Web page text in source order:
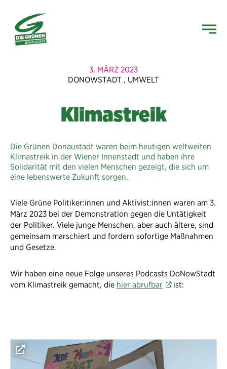
3. MÄRZ 2023
DONOWSTADT , UMWELT
Klimastreik
Die Grünen Donaustadt waren beim heutigen weltweiten
Klimastreik in der Wiener Innenstadt und haben ihre
Solidarität mit den vielen Menschen gezeigt, die sich um
eine lebenswerte Zukunft sorgen.
Viele Grüne Politiker:innen und Aktivist:innen waren am 3.
März 2023 bei der Demonstration gegen die Untätigkeit
der Politiker. Viele junge Menschen, aber auch ältere, sind
gemeinsam marschiert und fordern sofortige Maßnahmen
und Gesetze.
Wir haben eine neue Folge unseres Podcasts DoNowStadt
vom Klimastreik gemacht, die hier abrufbar ist: